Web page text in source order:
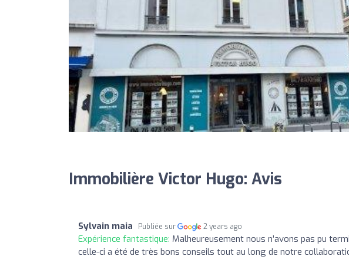
Immobilière Victor Hugo: Avis
Sylvain maia Publiée sur 2 years ago
Expérience fantastique: Malheureusement nous n’avons pas pu
celle-ci a été de très bons conseils tout au long de notre